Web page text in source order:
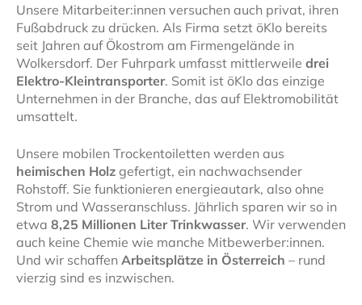
Unsere Mitarbeiter:innen versuchen auch privat, ihren
Fußabdruck zu drücken. Als Firma setzt öKlo bereits
seit Jahren auf Ökostrom am Firmengelände in
Wolkersdorf. Der Fuhrpark umfasst mittlerweile drei
Elektro-Kleintransporter. Somit ist öKlo das einzige
Unternehmen in der Branche, das auf Elektromobilität
umsattelt.
Unsere mobilen Trockentoiletten werden aus
heimischen Holz gefertigt, ein nachwachsender
Rohstoff. Sie funktionieren energieautark, also ohne
Strom und Wasseranschluss. Jährlich sparen wir so in
etwa 8,25 Millionen Liter Trinkwasser. Wir verwenden
auch keine Chemie wie manche Mitbewerber:innen.
Und wir schaffen Arbeitsplätze in Österreich – rund
vierzig sind es inzwischen.